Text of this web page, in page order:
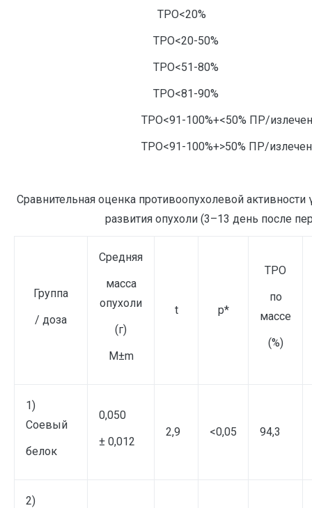
ТРО<20%
ТРО<20-50%
ТРО<51-80%
ТРО<81-90%
ТРО<91-100%+<50% ПР/
ТРО<91-100%+>50% ПР/
Сравнительная оценка противоопухолевой
развития опухоли (3–13 день после
Группа
/ доза
Средняя
масса
опухоли
(г)
M±m
t p*
ТРО
по
массе
(%)
1)
Соевый
белок
0,050
± 0,012
2,9 <0,05 94,3
2)